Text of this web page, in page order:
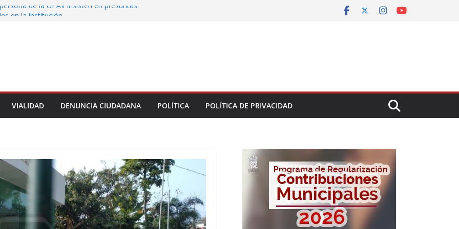
de la UPAV insisten en presuntas
de Veracruz la cultura de la prevención
municipio
VIALIDAD DENUNCIA CIUDADANA POLÍTICA POLÍTICA DE PRIVACIDAD